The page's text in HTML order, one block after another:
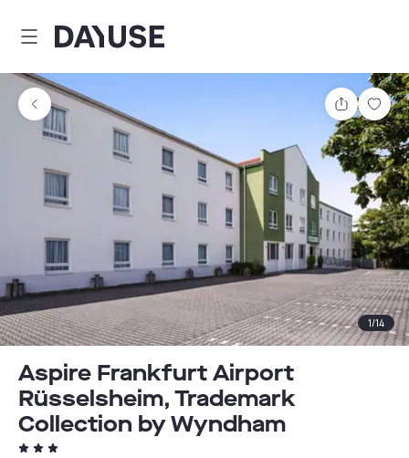
Dayuse
1/14
Aspire Frankfurt Airport
Rüsselsheim, Trademark
Collection by Wyndham